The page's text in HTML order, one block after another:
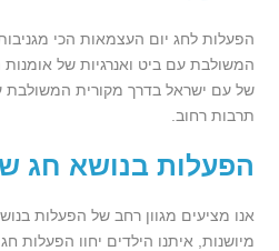
הפעלות לחג יום העצמאות הכי
המשולבת עם ביט ואנרגיות של
של עם ישראל בדרך מקורית המשולבת
תרבות רחוב.
הפעלות בנושא חג
אנו מציעים מגוון רחב של הפעלות
מיושנות, איתנו הילדים יחוו הפעלות